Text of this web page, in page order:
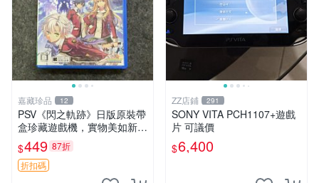
嘉藏珍品 12
PSV《閃之軌跡》日版原裝帶
盒珍藏遊戲機，實物美如新，
嚴選推薦 閃之軌跡 日版 PSV
原裝帶盒
$449 87折
折扣碼
ZZ店鋪 291
SONY VITA PCH1107+遊戲
片 可議價
$6,400